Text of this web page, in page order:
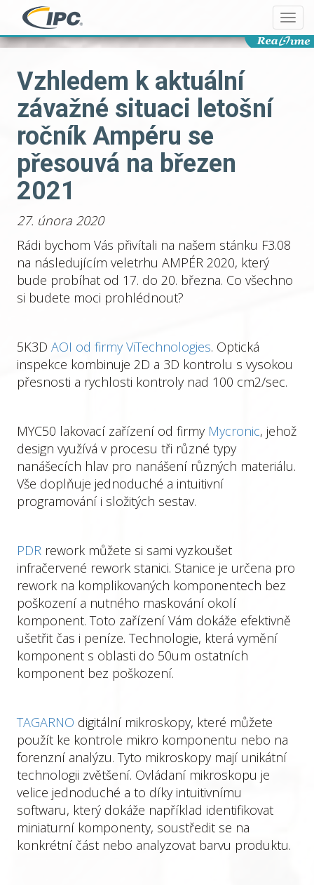
Vzhledem k aktuální
závažné situaci letošní
ročník Ampéru se
přesouvá na březen
2021
27. února 2020
Rádi bychom Vás přivítali na našem stánku F3.08
na následujícím veletrhu AMPÉR 2020, který
bude probíhat od 17. do 20. března. Co všechno
si budete moci prohlédnout?
5K3D AOI od firmy ViTechnologies. Optická
inspekce kombinuje 2D a 3D kontrolu s vysokou
přesnosti a rychlosti kontroly nad 100 cm2/sec.
MYC50 lakovací zařízení od firmy Mycronic, jehož
design využívá v procesu tři různé typy
nanášecích hlav pro nanášení různých materiálu.
Vše doplňuje jednoduché a intuitivní
programování i složitých sestav.
PDR rework můžete si sami vyzkoušet
infračervené rework stanici. Stanice je určena pro
rework na komplikovaných komponentech bez
poškození a nutného maskování okolí
komponent. Toto zařízení Vám dokáže efektivně
ušetřit čas i peníze. Technologie, která vymění
komponent s oblasti do 50um ostatních
komponent bez poškození.
TAGARNO digitální mikroskopy, které můžete
použít ke kontrole mikro komponentu nebo na
forenzní analýzu. Tyto mikroskopy mají unikátní
technologii zvětšení. Ovládaní mikroskopu je
velice jednoduché a to díky intuitivnímu
softwaru, který dokáže například identifikovat
miniaturní komponenty, soustředit se na
konkrétní část nebo analyzovat barvu produktu.